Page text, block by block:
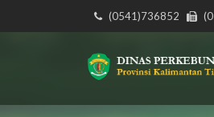
(0541)736852